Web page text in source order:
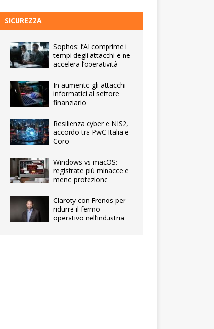
SICUREZZA
Sophos: l’AI comprime i
tempi degli attacchi e ne
accelera l’operatività
In aumento gli attacchi
informatici al settore
finanziario
Resilienza cyber e NIS2,
accordo tra PwC Italia e
Coro
Windows vs macOS:
registrate più minacce e
meno protezione
Claroty con Frenos per
ridurre il fermo
operativo nell’industria